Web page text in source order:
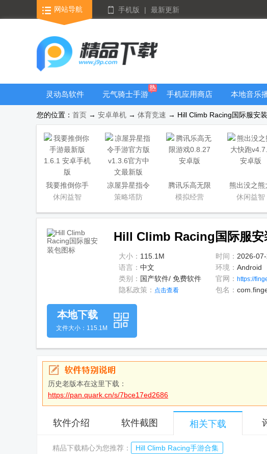
网站导航 手机版 | 最新更新
灵动岛软件
元气骑士手游
大全
手机应用商店
本地音乐
器
您的位置： 首页 → 安卓单机 → 体育竞速 → Hill Climb Racing国际服安
我要推倒你手
游最新版
休闲益智
凉屋异星指令
手游官方版
策略塔防
腾讯乐高无限
游戏
模拟经营
熊出没之熊
快跑
休闲益智
Hill Climb Racing国际服安
大小： 115.1M 时间： 2026-
语言： 中文 环境： Android
类别： 国产软件/ 免费软件 官网： https://
隐私政策： 点击查看 包名：
本地下载
文件大小：115.1M
历史老版本在这里下载：
https://pan.quark.cn/s/7bce17ed2686
软件介绍 软件截图 相关下载
精品下载精心为您推荐： Hill Climb Racing手游合集